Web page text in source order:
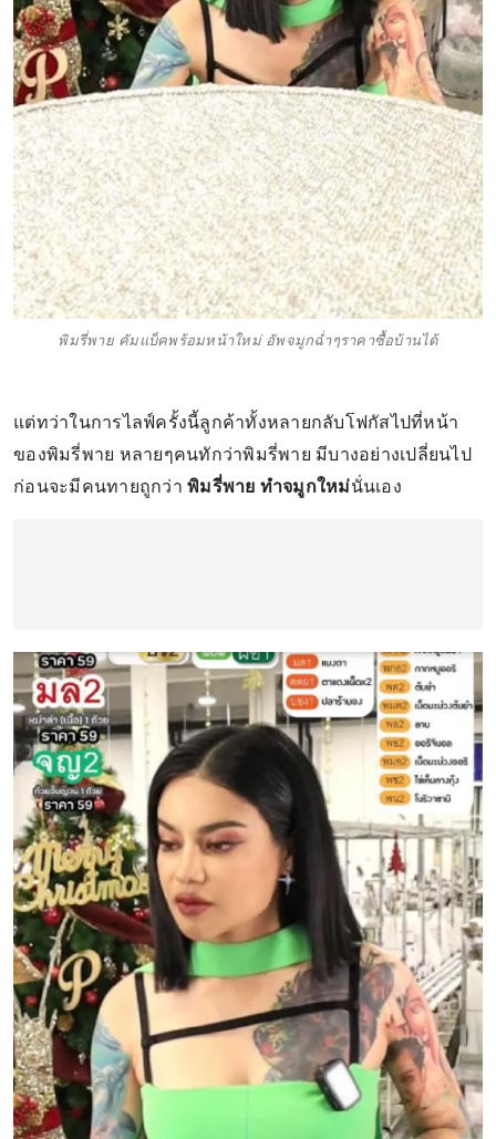
พิมรี่พาย คัมแบ็คพร้อมหน้าใหม่ อัพจมูกฉ่ำๆราคาซื้อบ้านได้
แต่ทว่าในการไลฟ์ครั้งนี้ลูกค้าทั้งหลายกลับโฟกัสไปที่หน้า
ของพิมรี่พาย หลายๆคนทักว่าพิมรี่พาย มีบางอย่างเปลี่ยนไป
ก่อนจะมีคนทายถูกว่า พิมรี่พาย ทำจมูกใหม่นั่นเอง